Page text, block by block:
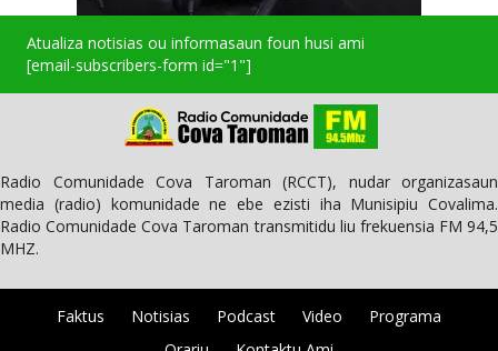
Atualiza notisias ou informasaun foun husi ami
[email-subscribers-form id="1"]
Radio Comunidade Cova Taroman (RCCT), nudar organizasaun
media (radio) komunidade ne ebe ezisti iha Munisipiu Covalima.
Radio Comunidade Cova Taroman transmitidu liu frekuensia FM 94,5
MHZ.
Faktus Notisias Podcast Video
Programa